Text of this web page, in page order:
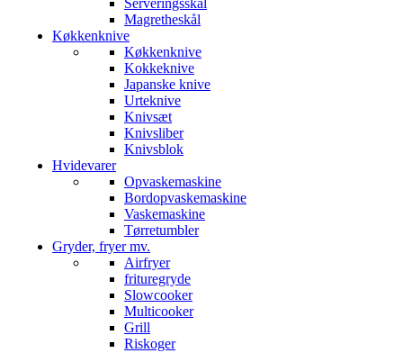
Serveringsskål
Magretheskål
Køkkenknive
Køkkenknive
Kokkeknive
Japanske knive
Urteknive
Knivsæt
Knivsliber
Knivsblok
Hvidevarer
Opvaskemaskine
Bordopvaskemaskine
Vaskemaskine
Tørretumbler
Gryder, fryer mv.
Airfryer
frituregryde
Slowcooker
Multicooker
Grill
Riskoger